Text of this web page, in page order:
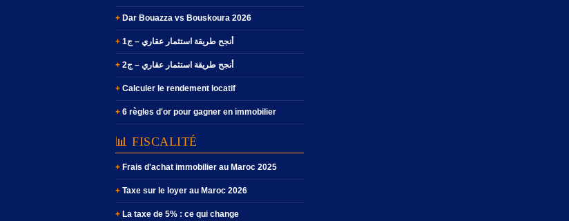
Dar Bouazza vs Bouskoura 2026
أنجح طريقة استثمار عقاري – ج1
أنجح طريقة استثمار عقاري – ج2
Calculer le rendement locatif
6 règles d'or pour gagner en immobilier
📊 FISCALITÉ
Frais d'achat immobilier au Maroc 2025
Taxe sur le loyer au Maroc 2026
La taxe de 5% : ce qui change